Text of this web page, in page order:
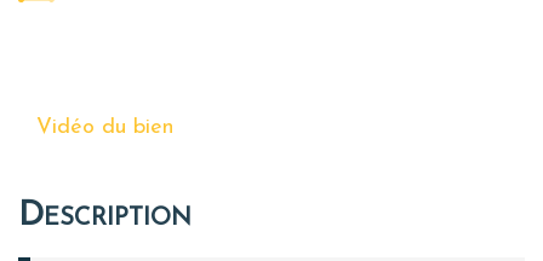
Vidéo du bien
Description